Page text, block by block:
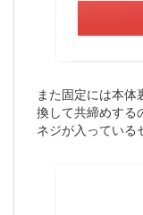
また固定には本
換して共締めする
ネジが入っている